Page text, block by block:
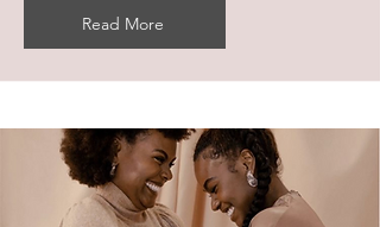
Read More